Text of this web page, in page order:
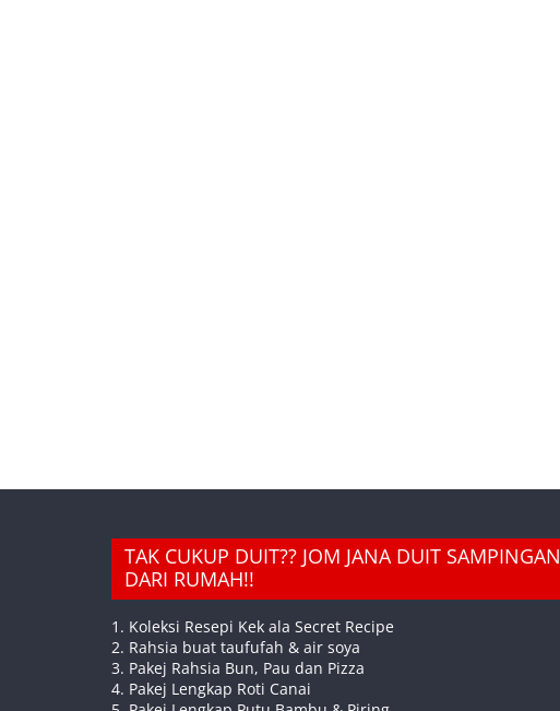
TAK CUKUP DUIT?? JOM JANA DUIT SAMPINGAN
DARI RUMAH!!
1. Koleksi Resepi Kek ala Secret Recipe
2. Rahsia buat taufufah & air soya
3. Pakej Rahsia Bun, Pau dan Pizza
4. Pakej Lengkap Roti Canai